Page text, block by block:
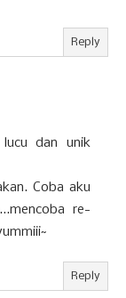
Reply
dan unik
Coba aku
re-
Reply